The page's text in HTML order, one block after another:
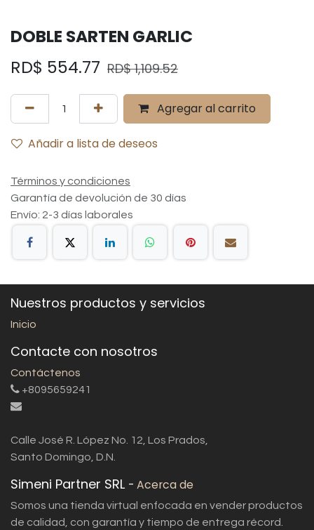
DOBLE SARTEN GARLIC
RD$ 554.77 RD$1,109.52
Agregar al carrito
Añadir a lista de deseos
Términos y condiciones
Garantía de devolución de 30 días
Envío: 2-3 días laborales
Nuestros productos y servicios
Inicio
Contacte con nosotros
Contáctenos
+8095659241
Calle José R. López No. 12, Los Prados,
Santo Domingo, D.N.
Simeni Partner SRL - Acerca de
Somos una tienda virtual enfocada en vender productos
de calidad, con garantía y tiempo de entrega récord.